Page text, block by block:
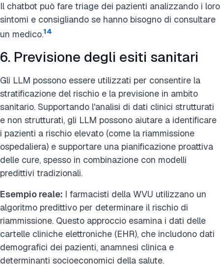
Il chatbot può fare triage dei pazienti analizzando i loro
sintomi e consigliando se hanno bisogno di consultare
un medico.14
6. Previsione degli esiti sanitari
Gli LLM possono essere utilizzati per consentire la
stratificazione del rischio e la previsione in ambito
sanitario. Supportando l'analisi di dati clinici strutturati
e non strutturati, gli LLM possono aiutare a identificare
i pazienti a rischio elevato (come la riammissione
ospedaliera) e supportare una pianificazione proattiva
delle cure, spesso in combinazione con modelli
predittivi tradizionali.
Esempio reale: I farmacisti della WVU utilizzano un
algoritmo predittivo per determinare il rischio di
riammissione. Questo approccio esamina i dati delle
cartelle cliniche elettroniche (EHR), che includono dati
demografici dei pazienti, anamnesi clinica e
determinanti socioeconomici della salute.